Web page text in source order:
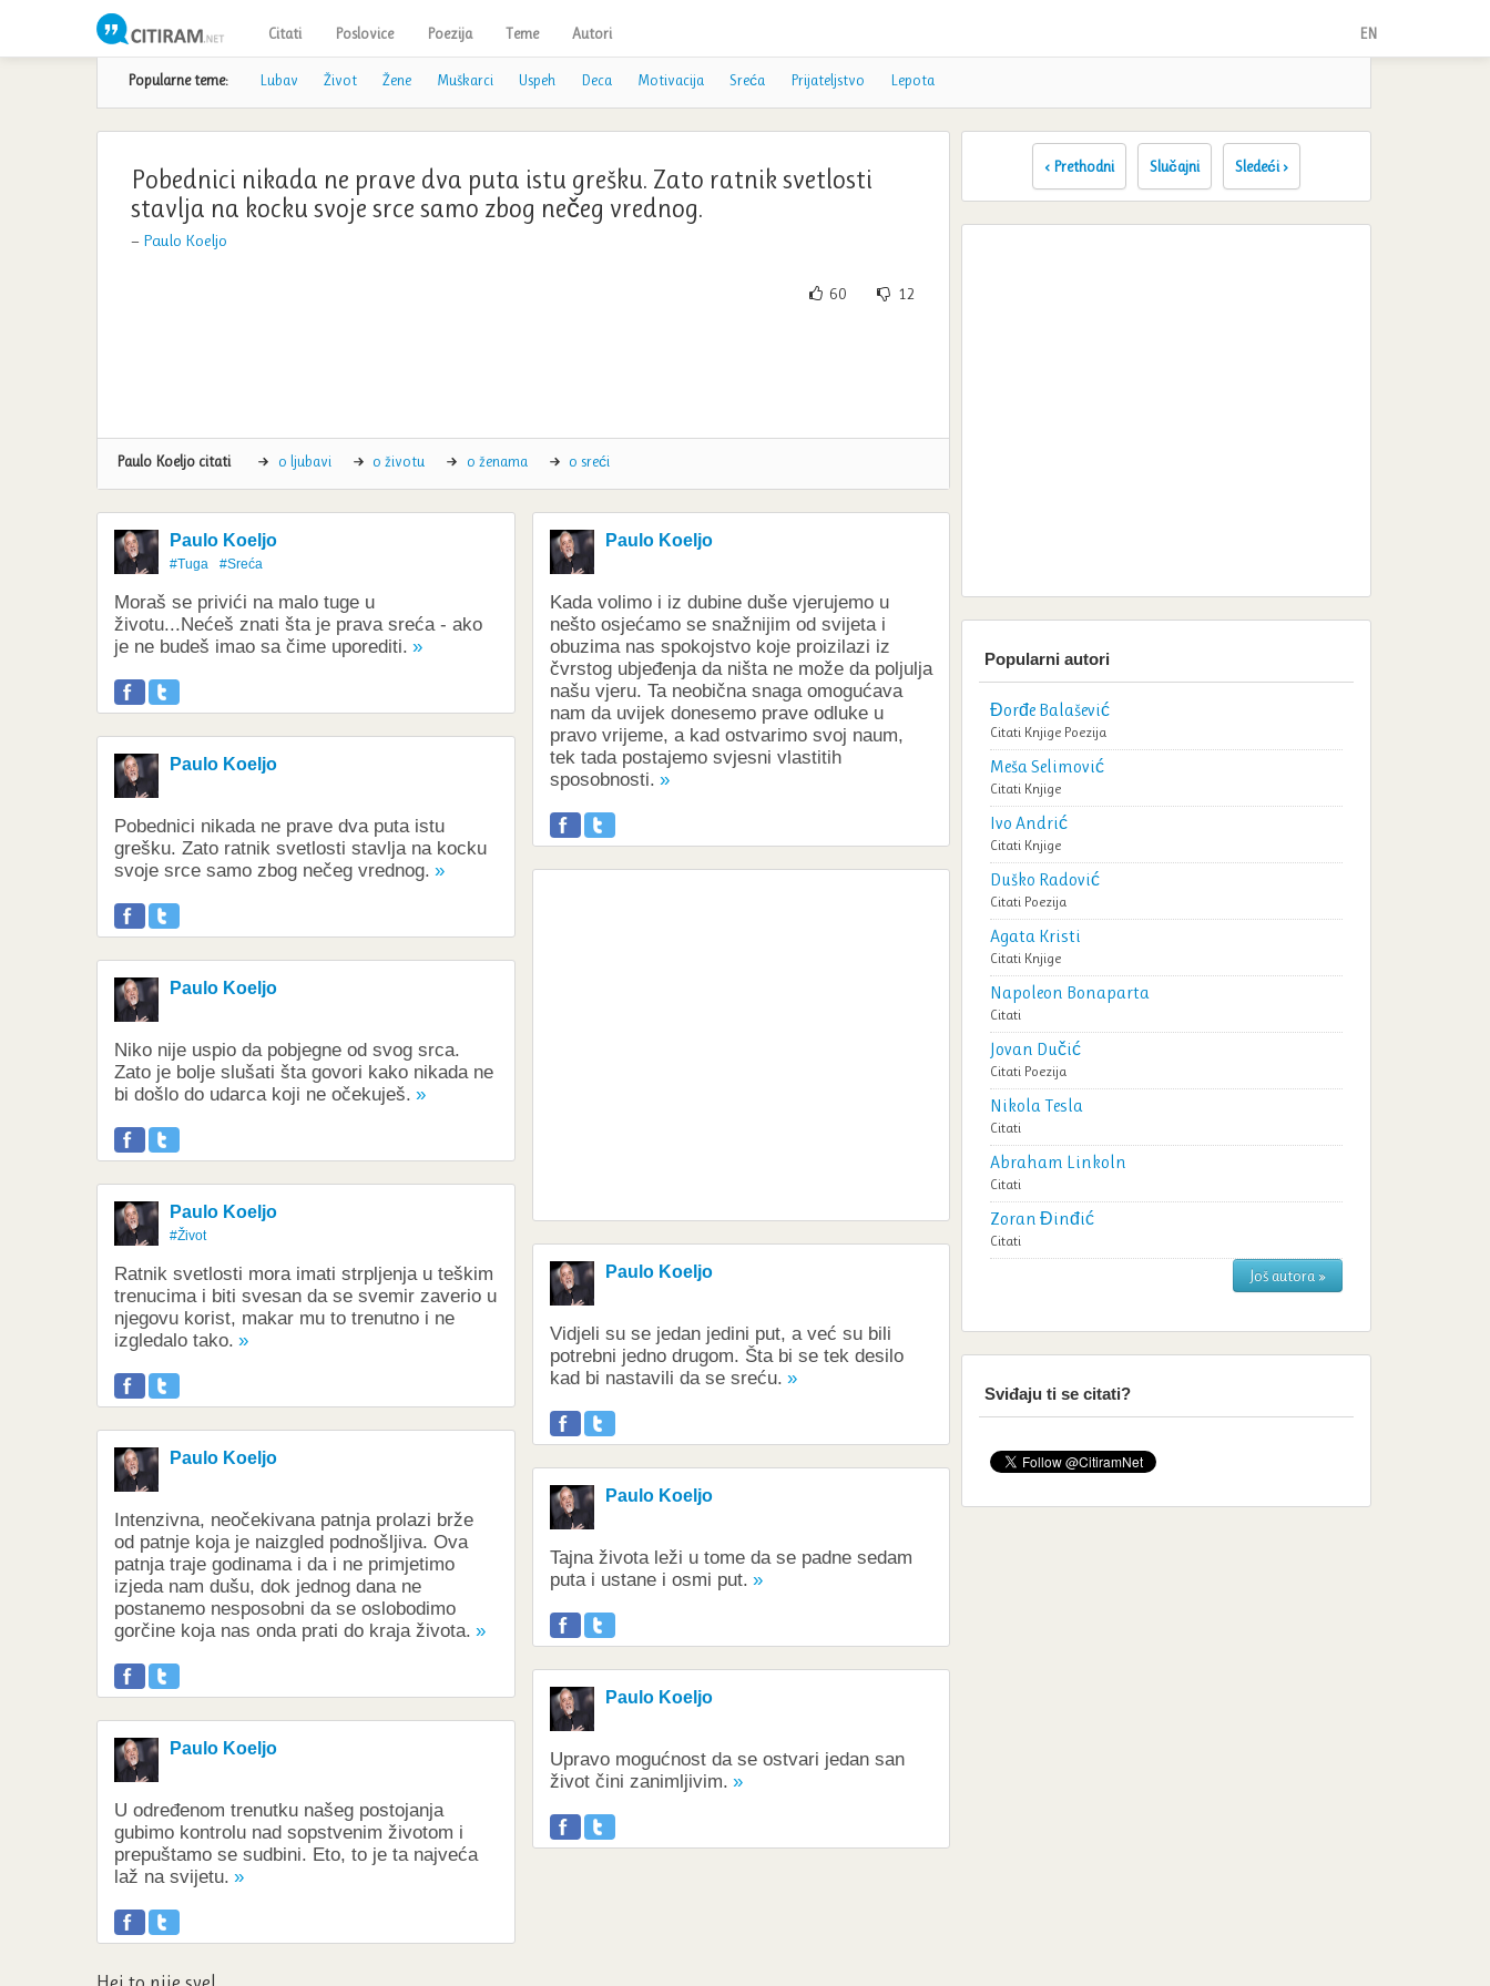
Citati Poslovice Poezija Teme Autori EN
Popularne teme: Lubav Život Žene Muškarci Uspeh Deca Motivacija Sreća Prijateljstvo Lepota
Pobednici nikada ne prave dva puta istu grešku. Zato ratnik svetlosti
stavlja na kocku svoje srce samo zbog nečeg vrednog.
— Paulo Koeljo
60 12
Paulo Koeljo citati o ljubavi o životu o ženama o sreći
Paulo Koeljo
#Tuga #Sreća
Moraš se privići na malo tuge u
životu...Nećeš znati šta je prava sreća - ako
je ne budeš imao sa čime uporediti.
Paulo Koeljo
Pobednici nikada ne prave dva puta istu
grešku. Zato ratnik svetlosti stavlja na kocku
svoje srce samo zbog nečeg vrednog.
Paulo Koeljo
Niko nije uspio da pobjegne od svog srca.
Zato je bolje slušati šta govori kako nikada ne
bi došlo do udarca koji ne očekuješ.
Paulo Koeljo
#Život
Ratnik svetlosti mora imati strpljenja u teškim
trenucima i biti svesan da se svemir zaverio u
njegovu korist, makar mu to trenutno i ne
izgledalo tako.
Paulo Koeljo
Intenzivna, neočekivana patnja prolazi brže
od patnje koja je naizgled podnošljiva. Ova
patnja traje godinama i da i ne primjetimo
izjeda nam dušu, dok jednog dana ne
postanemo nesposobni da se oslobodimo
gorčine koja nas onda prati do kraja života.
Paulo Koeljo
U određenom trenutku našeg postojanja
gubimo kontrolu nad sopstvenim životom i
prepuštamo se sudbini. Eto, to je ta najveća
laž na svijetu.
Paulo Koeljo
Kada volimo i iz dubine duše vjerujemo u
nešto osjećamo se snažnijim od svijeta i
obuzima nas spokojstvo koje proizilazi iz
čvrstog ubjeđenja da ništa ne može da poljulja
našu vjeru. Ta neobična snaga omogućava
nam da uvijek donesemo prave odluke u
pravo vrijeme, a kad ostvarimo svoj naum,
tek tada postajemo svjesni vlastitih
sposobnosti.
Paulo Koeljo
Vidjeli su se jedan jedini put, a već su bili
potrebni jedno drugom. Šta bi se tek desilo
kad bi nastavili da se sreću.
Paulo Koeljo
Tajna života leži u tome da se padne sedam
puta i ustane i osmi put.
Paulo Koeljo
Upravo mogućnost da se ostvari jedan san
život čini zanimljivim.
‹ Prethodni Slučajni Sledeći ›
Popularni autori
Đorđe Balašević
Citati Knjige Poezija
Meša Selimović
Citati Knjige
Ivo Andrić
Citati Knjige
Duško Radović
Citati Poezija
Agata Kristi
Citati Knjige
Napoleon Bonaparta
Citati
Jovan Dučić
Citati Poezija
Nikola Tesla
Citati
Abraham Linkoln
Citati
Zoran Đinđić
Citati
Još autora »
Sviđaju ti se citati?